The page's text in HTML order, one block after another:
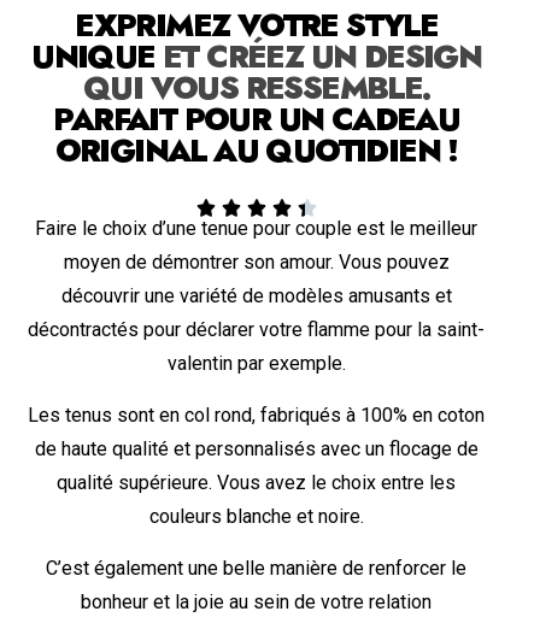
EXPRIMEZ VOTRE STYLE
UNIQUE ET CRÉEZ UN DESIGN
QUI VOUS RESSEMBLE.
PARFAIT POUR UN CADEAU
ORIGINAL AU QUOTIDIEN !
    
Faire le choix d’une tenue pour couple est le meilleur
moyen de démontrer son amour. Vous pouvez
découvrir une variété de modèles amusants et
décontractés pour déclarer votre flamme pour la saint-
valentin par exemple.
Les tenus sont en col rond, fabriqués à 100% en coton
de haute qualité et personnalisés avec un flocage de
qualité supérieure. Vous avez le choix entre les
couleurs blanche et noire.
C’est également une belle manière de renforcer le
bonheur et la joie au sein de votre relation